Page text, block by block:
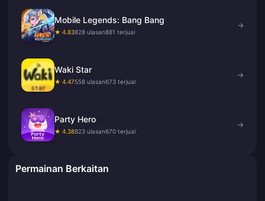
Mobile Legends: Bang Bang
★ 4.83828 ulasan881 terjual
→
Waki Star
★ 4.47558 ulasan673 terjual
→
Party Hero
★ 4.38823 ulasan670 terjual
→
Permainan Berkaitan